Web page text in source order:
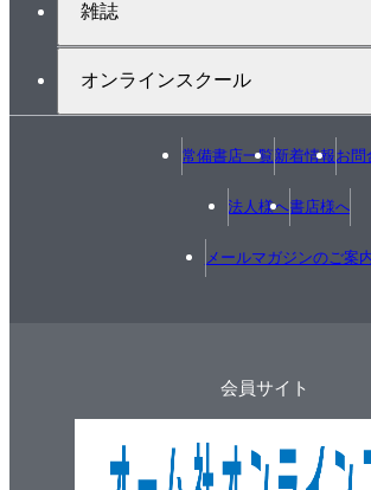
雑誌
オンラインスクール
常備書店一覧新着情報お問
法人様へ書店様へ
メールマガジンのご案
会員サイト